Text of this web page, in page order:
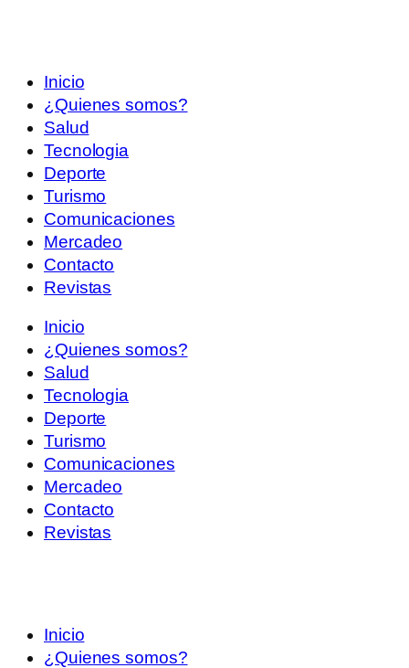
Inicio
¿Quienes somos?
Salud
Tecnologia
Deporte
Turismo
Comunicaciones
Mercadeo
Contacto
Revistas
Inicio
¿Quienes somos?
Salud
Tecnologia
Deporte
Turismo
Comunicaciones
Mercadeo
Contacto
Revistas
Inicio
¿Quienes somos?